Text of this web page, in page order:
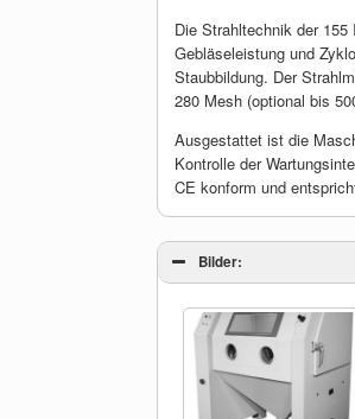
Die Strahltechnik der
Gebläseleistung und
Staubbildung. Der
280 Mesh (optional bis
Ausgestattet ist die
Kontrolle der
CE konform und
Bilder: